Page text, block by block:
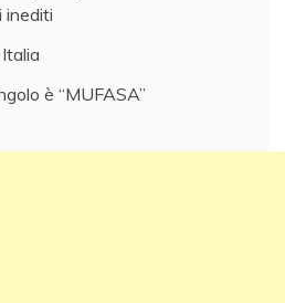
inediti
è “MUFASA”